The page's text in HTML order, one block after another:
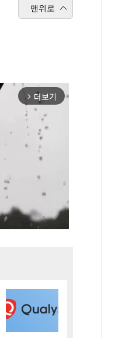
맨위로
arrow_forward_ios 더보기